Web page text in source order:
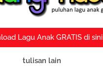
Lagu Anak GRATIS di sini
tulisan lain